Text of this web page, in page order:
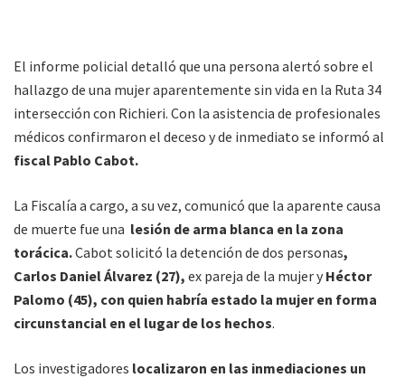
El informe policial detalló que una persona alertó sobre el
hallazgo de una mujer aparentemente sin vida en la Ruta 34
intersección con Richieri. Con la asistencia de profesionales
médicos confirmaron el deceso y de inmediato se informó al
fiscal Pablo Cabot.
La Fiscalía a cargo, a su vez, comunicó que la aparente causa
de muerte fue una lesión de arma blanca en la zona
torácica.Cabot solicitó la detención de dos personas,
Carlos Daniel Álvarez (27), ex pareja de la mujer y Héctor
Palomo (45), con quien habría estado la mujer en forma
circunstancial en el lugar de los hechos.
Los investigadores localizaron en las inmediaciones un